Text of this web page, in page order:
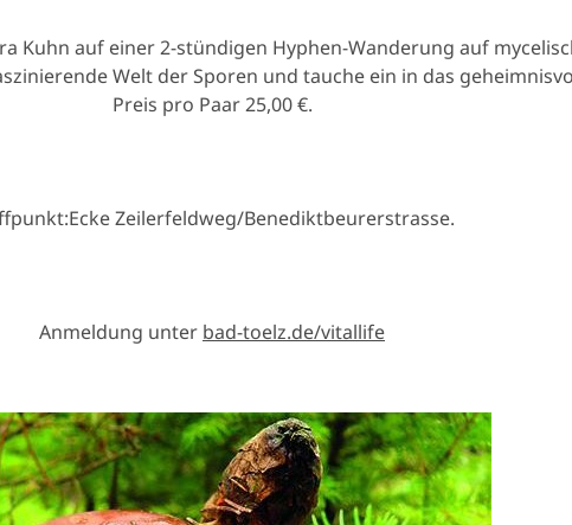
Kuhn auf einer 2-stündigen Hyphen-Wanderung auf
Welt der Sporen und tauche ein in das
Preis pro Paar 25,00 €.
Zeilerfeldweg/Benediktbeurerstrasse.
Anmeldung unter bad-toelz.de/vitallife